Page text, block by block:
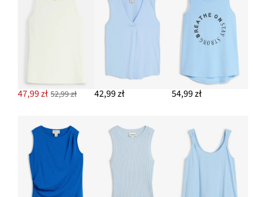
47,99 zł 52,99 zł 42,99 zł 54,99 zł